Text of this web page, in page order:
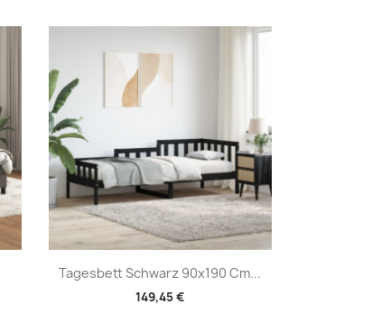
Tagesbett Schwarz 90x190 Cm...
149,45 €
Vorschau